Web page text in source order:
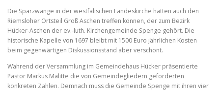
Die Sparzwänge in der westfälischen Landeskirche hätten auch den
Riemsloher Ortsteil Groß Aschen treffen können, der zum Bezirk
Hücker-Aschen der ev.-luth. Kirchengemeinde Spenge gehört. Die
historische Kapelle von 1697 bleibt mit 1500 Euro jährlichen Kosten
beim gegenwärtigen Diskussionsstand aber verschont.
Während der Versammlung im Gemeindehaus Hücker präsentierte
Pastor Markus Malitte die von Gemeindegliedern geforderten
konkreten Zahlen. Demnach muss die Gemeinde Spenge mit ihren vier